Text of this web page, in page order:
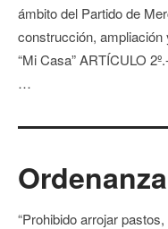
ámbito del Partido de
construcción,
“Mi Casa” ARTÍCULO
…
“Prohibido arrojar